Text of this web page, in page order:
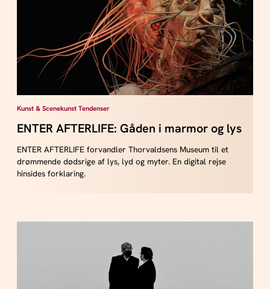
Kunst & Scenekunst Tendenser
ENTER AFTERLIFE: Gåden i marmor og lys
ENTER AFTERLIFE forvandler Thorvaldsens Museum til et
drømmende dødsrige af lys, lyd og myter. En digital rejse
hinsides forklaring.